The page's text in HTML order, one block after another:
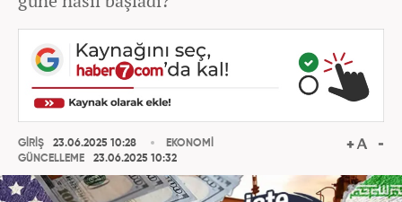
GİRİŞ
23.06.2025 10:28
GÜNCELLEME
23.06.2025 10:32
EKONOMİ